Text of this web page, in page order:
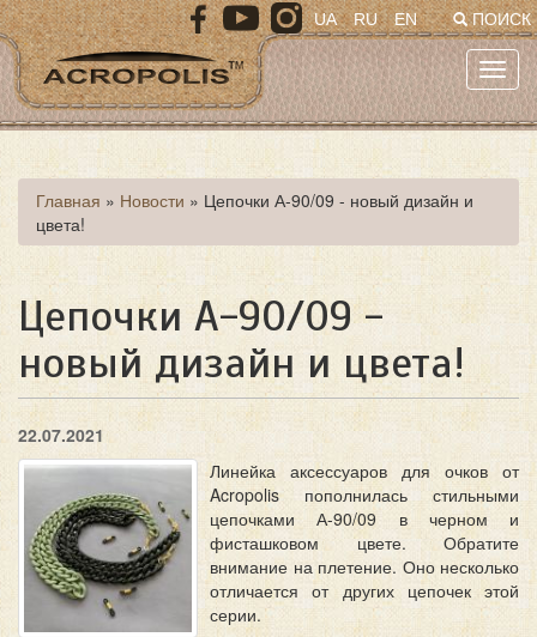
Перейти
к
основному
содержанию
ПОИСК
UA RU EN
Вы
здесь
Главная » Новости » Цепочки А-90/09 - новый дизайн и
цвета!
Цепочки А-90/09 -
новый дизайн и цвета!
22.07.2021
Линейка аксессуаров для очков от
Acropolis пополнилась стильными
цепочками А-90/09 в черном и
фисташковом цвете. Обратите
внимание на плетение. Оно несколько
отличается от других цепочек этой
серии.